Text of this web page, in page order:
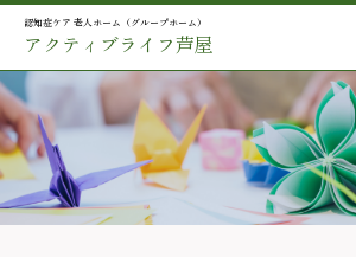
認知症ケア 老人ホーム（グループホーム）
アクティブライフ芦屋